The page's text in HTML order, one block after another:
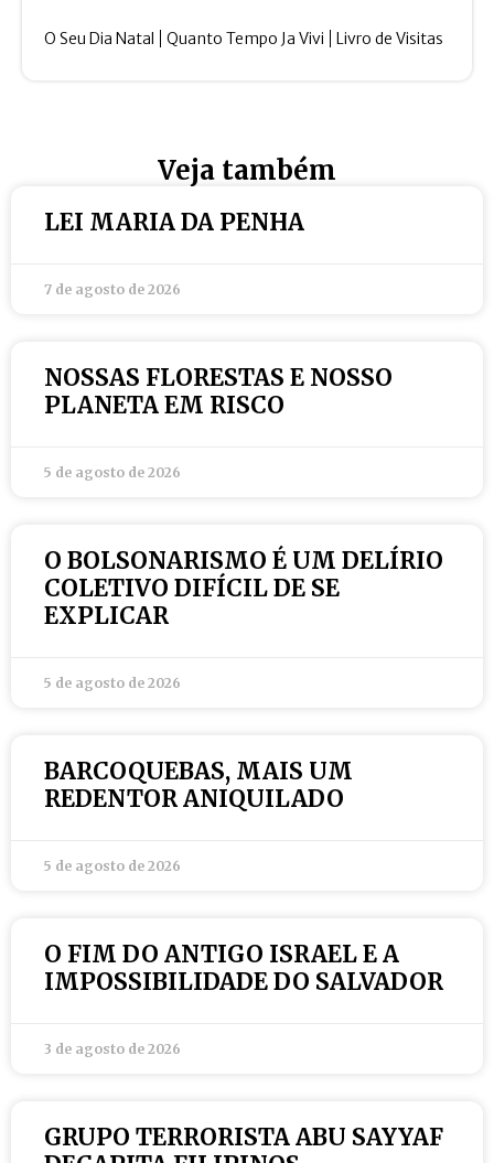
O Seu Dia Natal Quanto Tempo Ja Vivi Livro de Visitas
Veja também
LEI MARIA DA PENHA
7 de agosto de 2026
NOSSAS FLORESTAS E NOSSO
PLANETA EM RISCO
5 de agosto de 2026
O BOLSONARISMO É UM DELÍRIO
COLETIVO DIFÍCIL DE SE
EXPLICAR
5 de agosto de 2026
BARCOQUEBAS, MAIS UM
REDENTOR ANIQUILADO
5 de agosto de 2026
O FIM DO ANTIGO ISRAEL E A
IMPOSSIBILIDADE DO SALVADOR
3 de agosto de 2026
GRUPO TERRORISTA ABU SAYYAF